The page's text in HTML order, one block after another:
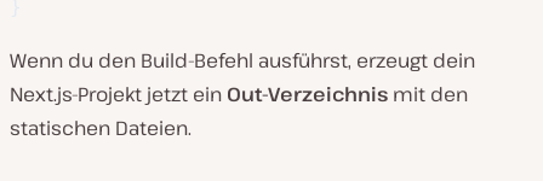
Wenn du den Build-Befehl ausführst, erzeugt dein
Next.js-Projekt jetzt ein Out-Verzeichnis mit den
statischen Dateien.